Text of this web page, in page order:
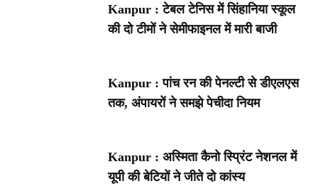
Kanpur : टेबल टेनिस में सिंहानिया स्कूल
की दो टीमों ने सेमीफाइनल में मारी बाजी
Kanpur : पांच रन की पेनल्टी से डीएलएस
तक, अंपायरों ने समझे पेचीदा नियम
Kanpur : अस्मिता कैनो स्प्रिंट नेशनल में
यूपी की बेटियों ने जीते दो कांस्य